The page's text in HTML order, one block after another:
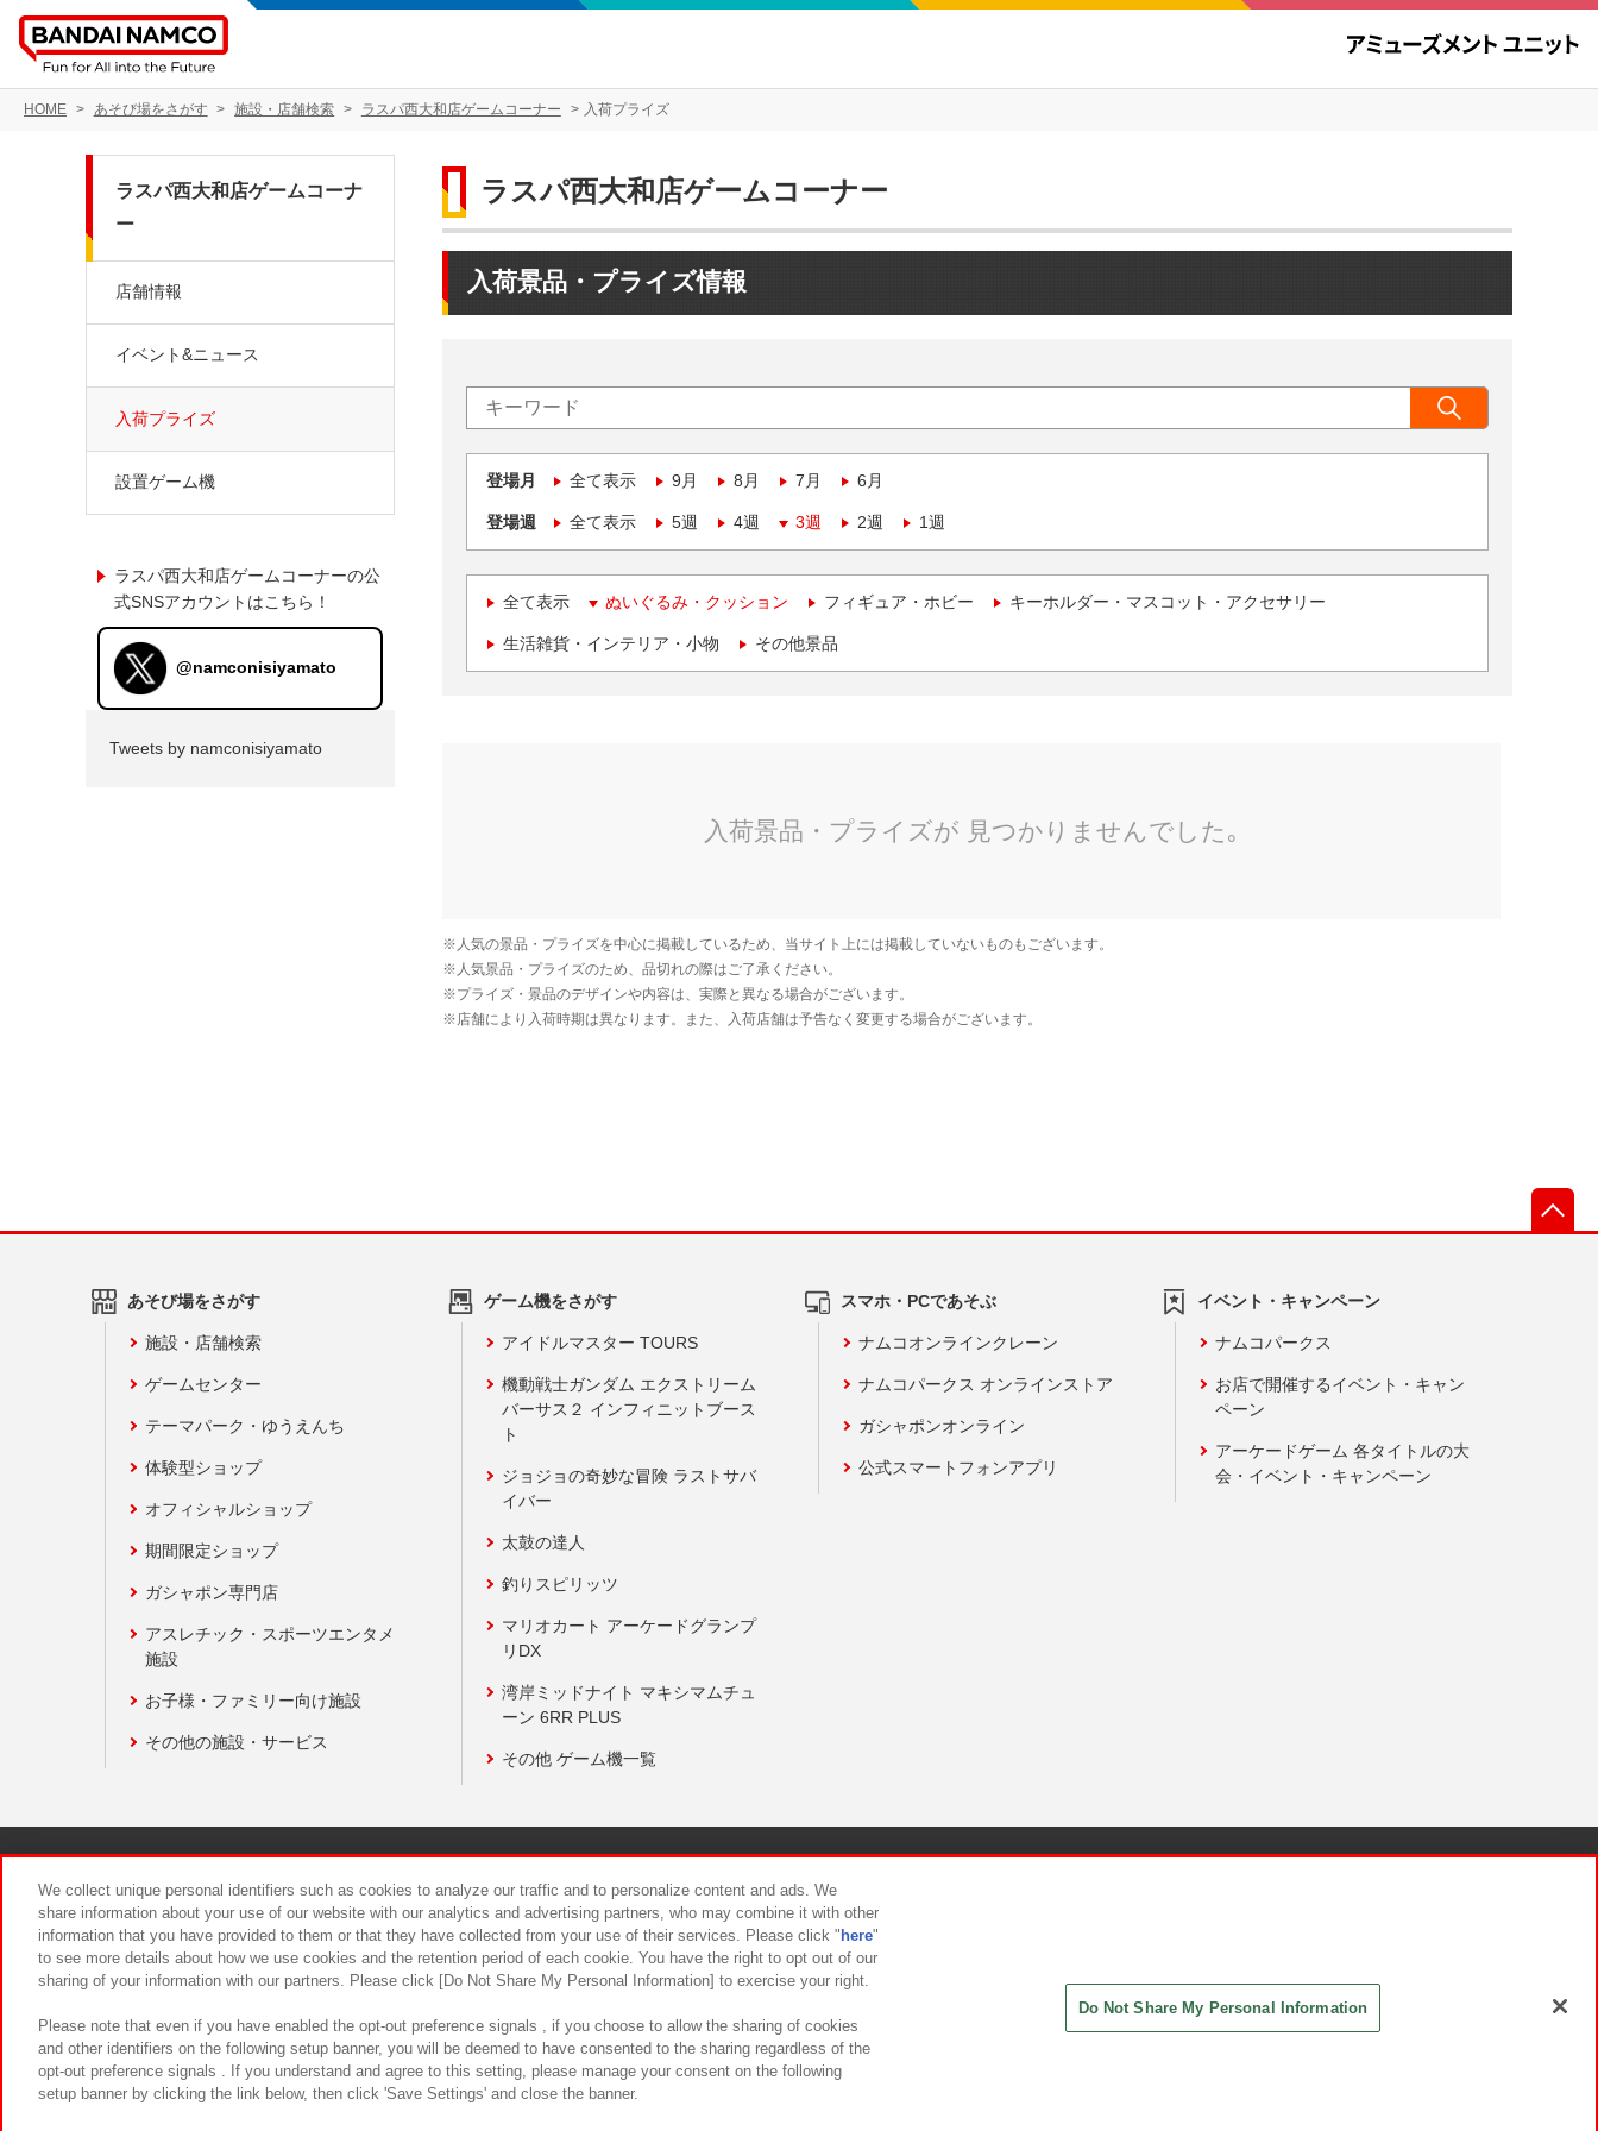
HOME あそび場をさがす 施設・店舗検索 ラスパ西大和店ゲームコーナー 入荷プライズ
ラスパ西大和店ゲームコーナー
入荷景品・プライズ情報
登場月 全て表示 9月 8月 7月 6月
登場週 全て表示 5週 4週 3週 2週 1週
全て表示 ぬいぐるみ・クッション フィギュア・ホビー キーホルダー・マスコット・アクセサリー
生活雑貨・インテリア・小物 その他景品
ラスパ西大和店ゲームコーナ
ー
店舗情報
イベント&ニュース
入荷プライズ
設置ゲーム機
ラスパ西大和店ゲームコーナーの公
式SNSアカウントはこちら！
@namconisiyamato
Tweets by namconisiyamato
あそび場をさがす
施設・店舗検索
ゲームセンター
テーマパーク・ゆうえんち
体験型ショップ
オフィシャルショップ
期間限定ショップ
ガシャポン専門店
アスレチック・スポーツエンタメ
施設
お子様・ファミリー向け施設
その他の施設・サービス
ゲーム機をさがす
アイドルマスター TOURS
機動戦士ガンダム エクストリーム
バーサス２ インフィニットブース
ト
ジョジョの奇妙な冒険 ラストサバ
イバー
太鼓の達人
釣りスピリッツ
マリオカート アーケードグランプ
リDX
湾岸ミッドナイト マキシマムチュ
ーン 6RR PLUS
その他 ゲーム機一覧
スマホ・PCであそぶ
ナムコオンラインクレーン
ナムコパークス オンラインストア
ガシャポンオンライン
公式スマートフォンアプリ
イベント・キャンペーン
ナムコパークス
お店で開催するイベント・キャン
ペーン
アーケードゲーム 各タイトルの大
会・イベント・キャンペーン
食品のご提供について カスタマーハラスメント対応方針
We collect unique personal identifiers such as cookies to analyze our traffic and to personalize content and ads. We
share information about your use of our website with our analytics and advertising partners, who may combine it with other
information that you have provided to them or that they have collected from your use of their services. Please click " here"
to see more details about how we use cookies and the retention period of each cookie. You have the right to opt out of our
sharing of your information with our partners. Please click [Do Not Share My Personal Information] to exercise your right.
Please note that even if you have enabled the opt-out preference signals , if you choose to allow the sharing of cookies
and other identifiers on the following setup banner, you will be deemed to have consented to the sharing regardless of the
opt-out preference signals . If you understand and agree to this setting, please manage your consent on the following
setup banner by clicking the link below, then click 'Save Settings' and close the banner.
Do Not Share My Personal Information